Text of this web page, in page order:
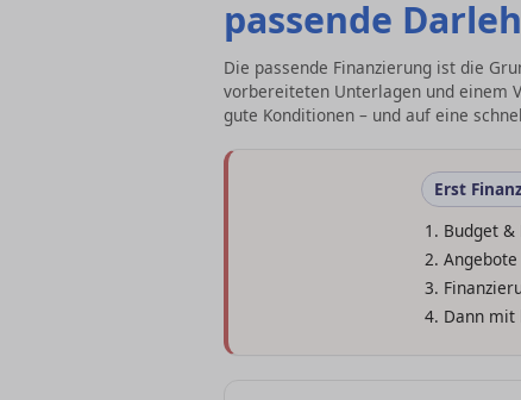
passende
Die passende Finanzierung ist die
vorbereiteten Unterlagen und einem
gute Konditionen – und auf eine
Erst
Budget &
Dann mit